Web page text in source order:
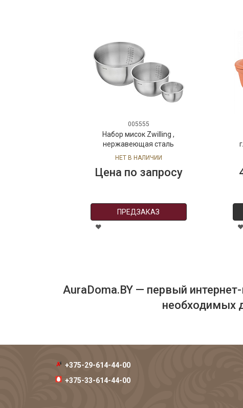
005555
Набор мисок Zwilling ,
нержавеющая сталь
НЕТ В НАЛИЧИИ
Цена по запросу
ПРЕДЗАКАЗ
AuraDoma.BY — первый
необходимых
+375-29-614-44-00
+375-33-614-44-00